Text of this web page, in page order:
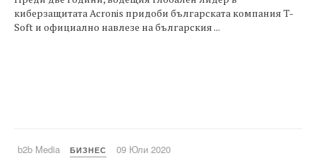
киберзащитата Acronis придоби българската компания T-
Soft и официално навлезе на българския ...
b2b Media БИЗНЕС 09 Юли 2020